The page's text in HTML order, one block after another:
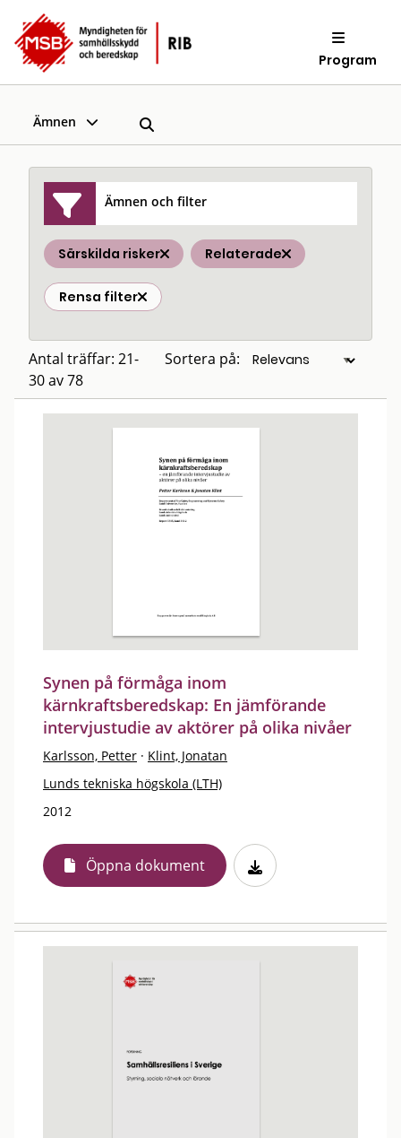
Program
Ämnen
Ämnen och filter
Särskilda risker Relaterade
Rensa filter
Antal träffar: 21-
30 av 78
Sortera på:
Synen på förmåga inom
kärnkraftsberedskap: En jämförande
intervjustudie av aktörer på olika nivåer
Karlsson, Petter · Klint, Jonatan
Lunds tekniska högskola (LTH)
2012
Öppna dokument